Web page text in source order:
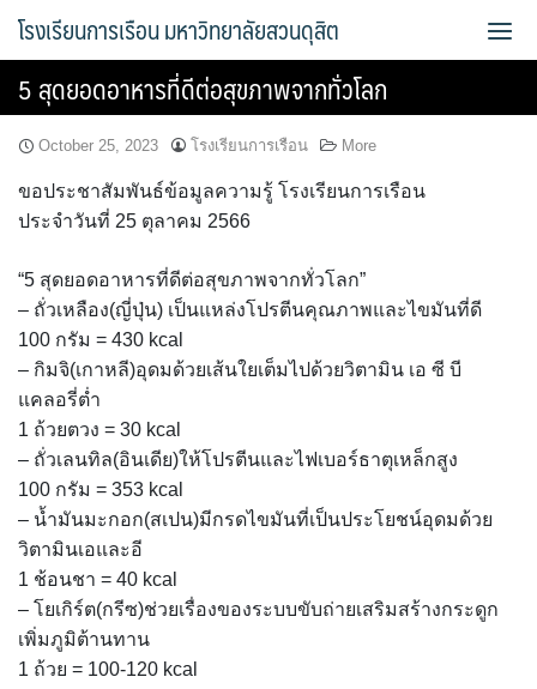
Bread Exclusive
main
main2
main3
Sample Page
การจัดการความรู้ (KM)
ข้อมูลติดต่อและการเดินทาง
ขั้นตอน/แนวทางการปฏิบัติงาน
คณะกรรมการประจำโรงเรียนการเรือน
โรงเรียนการเรือน มหาวิทยาลัยสวนดุสิต
5 สุดยอดอาหารที่ดีต่อสุขภาพจากทั่วโลก
October 25, 2023 โรงเรียนการเรือน More
ขอประชาสัมพันธ์ข้อมูลความรู้ โรงเรียนการเรือน
ประจำวันที่ 25 ตุลาคม 2566
“5 สุดยอดอาหารที่ดีต่อสุขภาพจากทั่วโลก”
– ถั่วเหลือง(ญี่ปุ่น) เป็นแหล่งโปรตีนคุณภาพและไขมันที่ดี
100 กรัม = 430 kcal
– กิมจิ(เกาหลี)อุดมด้วยเส้นใยเต็มไปด้วยวิตามิน เอ ซี บี
แคลอรี่ต่ำ
1 ถ้วยตวง = 30 kcal
– ถั่วเลนทิล(อินเดีย)ให้โปรตีนและไฟเบอร์ธาตุเหล็กสูง
100 กรัม = 353 kcal
– น้ำมันมะกอก(สเปน)มีกรดไขมันที่เป็นประโยชน์อุดมด้วย
วิตามินเอและอี
1 ช้อนชา = 40 kcal
– โยเกิร์ต(กรีซ)ช่วยเรื่องของระบบขับถ่ายเสริมสร้างกระดูก
เพิ่มภูมิต้านทาน
1 ถ้วย = 100-120 kcal